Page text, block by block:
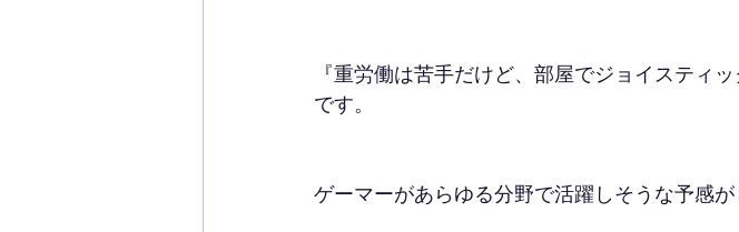
『重労働は苦手だけど、部屋でジョイスティ
です。
ゲーマーがあらゆる分野で活躍しそうな予感が